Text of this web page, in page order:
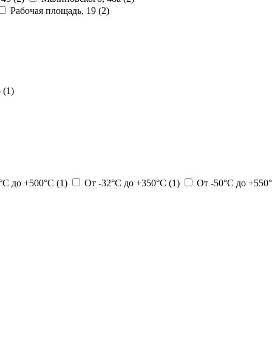
Рабочая площадь, 19 (2)
(1)
до +500°С (1) От -32°С до +350°С (1) От -50°С до